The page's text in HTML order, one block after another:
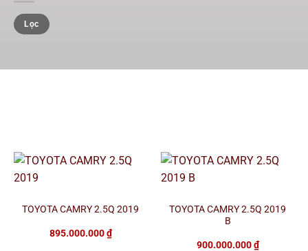
Lọc
TOYOTA CAMRY 2.5Q 2019
895.000.000₫
TOYOTA CAMRY 2.5Q 2019
B
900.000.000₫